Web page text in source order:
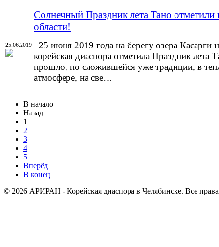
25.06.2019
Солнечный Праздник лета Тано отметили
области!
25 июня 2019 года на берегу озера Касарги
корейская диаспора отметила Праздник лета
прошло, по сложившейся уже традиции, в
атмосфере, на све…
В начало
Назад
1
2
3
4
5
Вперёд
В конец
© 2026 АРИРАН - Корейская диаспора в Челябинске. Все